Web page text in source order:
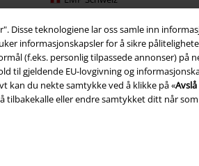
teknologiene lar oss samle inn
informasjonskapsler for å sikre
(f.eks. personlig tilpassede annonser) på
gjeldende EU-lovgivning og
kan du nekte samtykke ved å klikke på «
tilbakekalle eller endre samtykket ditt når
EMP Ireland
EMP Sverige
Large Nederland
EMP Slovensko